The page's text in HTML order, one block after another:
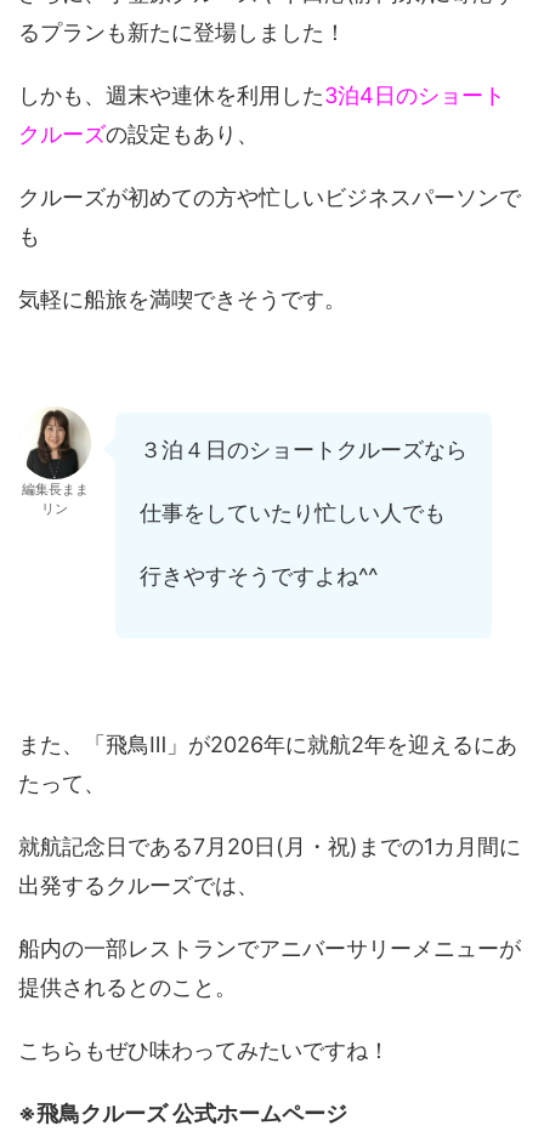
るプランも新たに登場しました！
しかも、週末や連休を利用した3泊4日のショート
クルーズの設定もあり、
クルーズが初めての方や忙しいビジネスパーソンで
も
気軽に船旅を満喫できそうです。
編集長まま
リン
３泊４日のショートクルーズなら
仕事をしていたり忙しい人でも
行きやすそうですよね^^
また、「飛鳥Ⅲ」が2026年に就航2年を迎えるにあ
たって、
就航記念日である7月20日(月・祝)までの1カ月間に
出発するクルーズでは、
船内の一部レストランでアニバーサリーメニューが
提供されるとのこと。
こちらもぜひ味わってみたいですね！
※飛鳥クルーズ 公式ホームページ